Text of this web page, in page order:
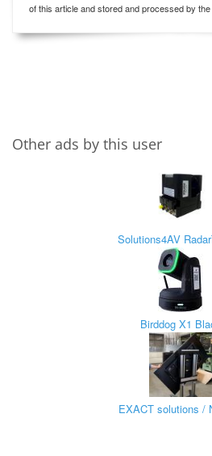
of this article and stored and processed by
Other ads by this user
Solutions4AV
Birddog X1
EXACT solutions /